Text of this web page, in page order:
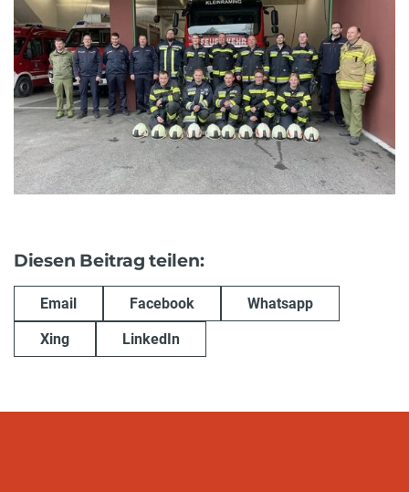
Diesen Beitrag teilen:
Email Facebook Whatsapp
Xing LinkedIn